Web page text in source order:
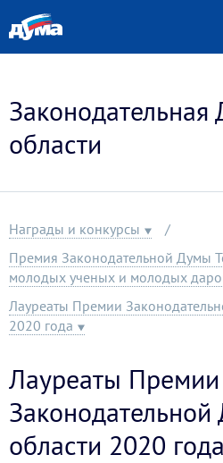
области
Награды и конкурсы
Премия Законодательной Думы
молодых ученых и молодых
Лауреаты Премии
2020 года
Лауреаты Премии
области 2020 года